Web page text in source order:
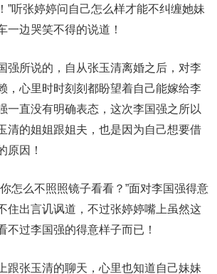
”听张婷婷问自己怎么样才能不纠缠她妹
一边哭笑不得的说道！
强所说的，自从张玉清离婚之后，对李
，心里时时刻刻都盼望着自己能嫁给李
一直没有明确表态，这次李国强之所以
清的姐姐跟姐夫，也是因为自己想要借
原因！
怎么不照照镜子看看？”面对李国强得意
住出言讥讽道，不过张婷婷嘴上虽然这
不过李国强的得意样子而已！
跟张玉清的聊天，心里也知道自己妹妹